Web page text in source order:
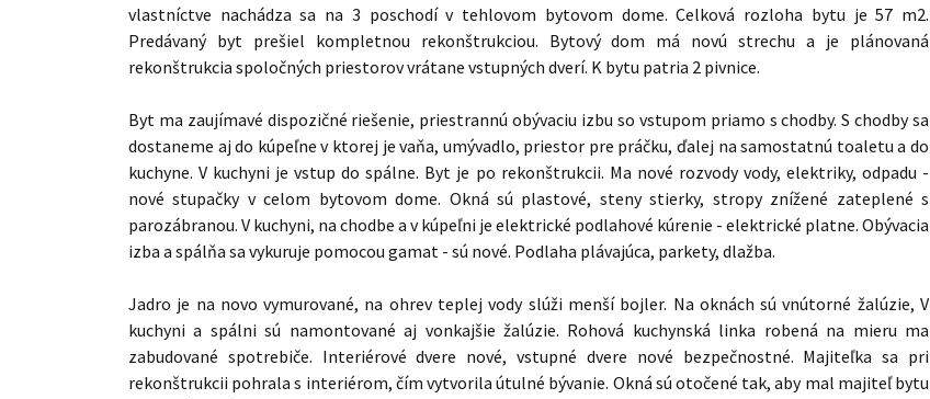
vlastníctve nachádza sa na 3 poschodí v tehlovom bytovom dome. Celková rozloha bytu je 57 m2.
Predávaný byt prešiel kompletnou rekonštrukciou. Bytový dom má novú strechu a je plánovaná
rekonštrukcia spoločných priestorov vrátane vstupných dverí. K bytu patria 2 pivnice.
Byt ma zaujímavé dispozičné riešenie, priestrannú obývaciu izbu so vstupom priamo s chodby. S chodby sa
dostaneme aj do kúpeľne v ktorej je vaňa, umývadlo, priestor pre práčku, ďalej na samostatnú toaletu a do
kuchyne. V kuchyni je vstup do spálne. Byt je po rekonštrukcii. Ma nové rozvody vody, elektriky, odpadu -
nové stupačky v celom bytovom dome. Okná sú plastové, steny stierky, stropy znížené zateplené s
parozábranou. V kuchyni, na chodbe a v kúpeľni je elektrické podlahové kúrenie - elektrické platne. Obývacia
izba a spálňa sa vykuruje pomocou gamat - sú nové. Podlaha plávajúca, parkety, dlažba.
Jadro je na novo vymurované, na ohrev teplej vody slúži menší bojler. Na oknách sú vnútorné žalúzie, V
kuchyni a spálni sú namontované aj vonkajšie žalúzie. Rohová kuchynská linka robená na mieru ma
zabudované spotrebiče. Interiérové dvere nové, vstupné dvere nové bezpečnostné. Majiteľka sa pri
rekonštrukcii pohrala s interiérom, čím vytvorila útulné bývanie. Okná sú otočené tak, aby mal majiteľ bytu